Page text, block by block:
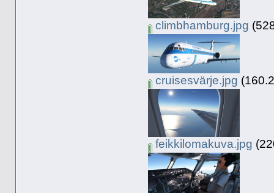
climbhamburg.jpg
cruisesvärje.jpg
feikkilomakuva.jpg